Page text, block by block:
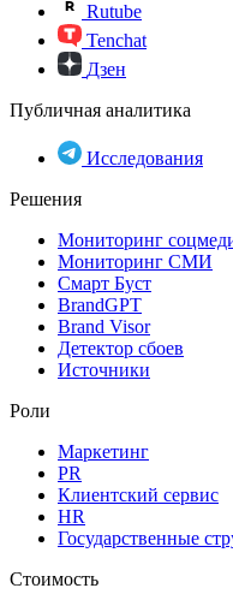
Rutube
Tenchat
Дзен
Публичная аналитика
Исследования
Решения
Мониторинг
Мониторинг СМИ
Смарт Буст
BrandGPT
Brand Visor
Детектор сбоев
Источники
Роли
Маркетинг
PR
Клиентский сервис
HR
Государственные
Стоимость